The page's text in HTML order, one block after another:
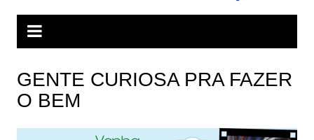
GENTE CURIOSA PRA FAZER
O BEM